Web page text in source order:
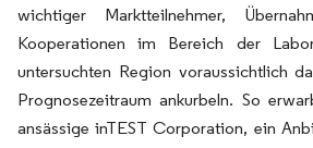
wichtiger Marktteilnehmer,
Kooperationen im Bereich der
untersuchten Region voraussichtlich
Prognosezeitraum ankurbeln. So
ansässige inTEST Corporation, ein